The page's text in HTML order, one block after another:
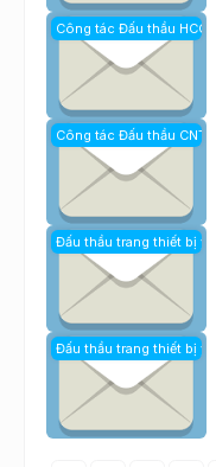
Công tác Đấu thầu HCQT
Công tác Đấu thầu CNTT
Đấu thầu trang thiết bị y tế
Đấu thầu trang thiết bị y tế